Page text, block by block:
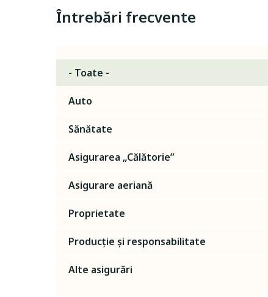
Întrebări frecvente
- Toate -
Auto
Sănătate
Asigurarea „Călătorie”
Asigurare aeriană
Proprietate
Producție și responsabilitate
Alte asigurări